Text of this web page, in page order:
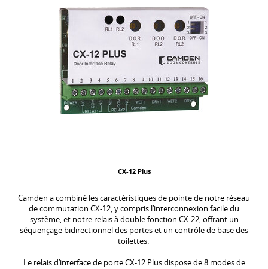
CX-12 Plus
Camden a combiné les caractéristiques de pointe de notre réseau
de commutation CX-12, y compris l’interconnexion facile du
système, et notre relais à double fonction CX-22, offrant un
séquençage bidirectionnel des portes et un contrôle de base des
toilettes.
Le relais d’interface de porte CX-12 Plus dispose de 8 modes de